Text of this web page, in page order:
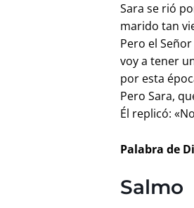
Sara se rió
marido tan
Pero el
voy a tener
por esta
Pero Sara,
Él replicó:
Palabra de
Salmo